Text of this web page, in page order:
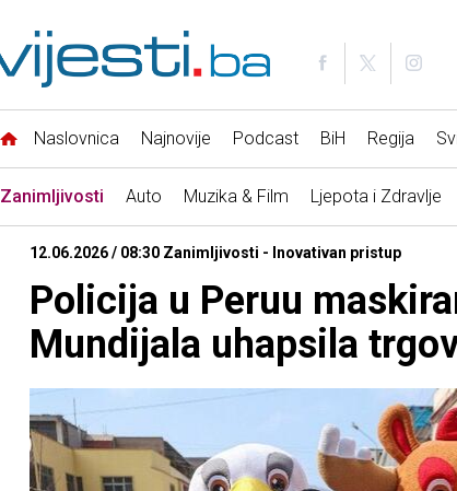
Naslovnica Najnovije Podcast BiH Regija
Zanimljivosti Auto Muzika & Film Ljepota i Zdravlje
12.06.2026 / 08:30 Zanimljivosti - Inovativan pristup
Policija u Peruu
Mundijala uhapsila